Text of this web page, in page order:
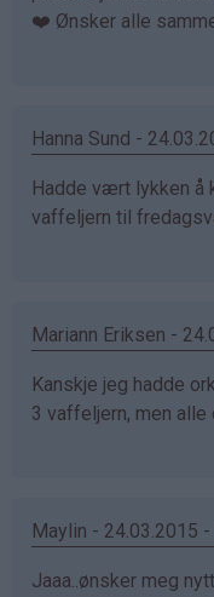
❤️ Ønsker alle
Hanna Sund -
Hadde vært lykken å
vaffeljern til
Mariann Eriksen -
Kanskje jeg hadde
3 vaffeljern, men alle
Maylin - 24.03.2015 -
Jaaa..ønsker meg